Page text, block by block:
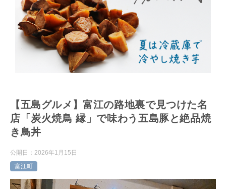
【五島グルメ】富江の路地裏で見つけた名
店「炭火焼鳥 縁」で味わう五島豚と絶品焼
き鳥丼
公開日： 2026年1月15日
富江町